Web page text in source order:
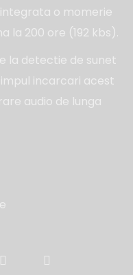
o momerie
la 200 ore (192 kbs).
la detectie de sunet
incarcari acest
audio de lunga